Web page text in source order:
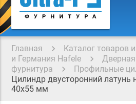
Главная
Каталог товаров
и Германия Hafele
фурнитура
Профильные
Цилиндр двусторонний латунь
40x55 мм